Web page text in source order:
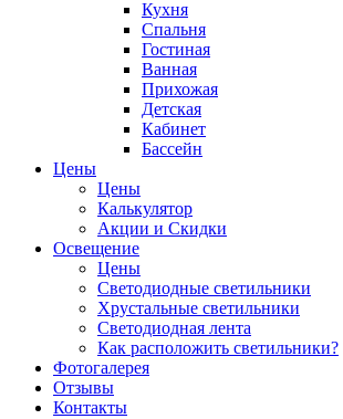
Кухня
Спальня
Гостиная
Ванная
Прихожая
Детская
Кабинет
Бассейн
Цены
Цены
Калькулятор
Акции и Скидки
Освещение
Цены
Светодиодные светильники
Хрустальные светильники
Светодиодная лента
Как расположить светильники?
Фотогалерея
Отзывы
Контакты